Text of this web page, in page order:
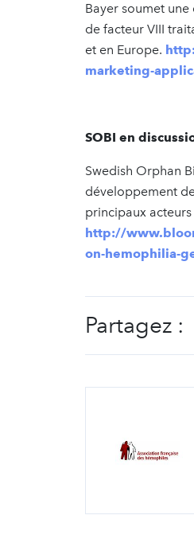
Bayer soumet
de facteur VIII
et en Europe.
marketing-
SOBI en
Swedish Orphan
développement
principaux acteurs
http://
on-hemophilia-
Partagez :